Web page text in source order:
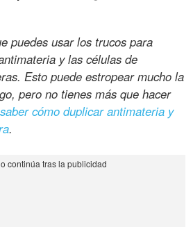
puedes usar los trucos para
y las células de
Esto puede estropear mucho la
pero no tienes más que hacer
cómo duplicar antimateria y
.